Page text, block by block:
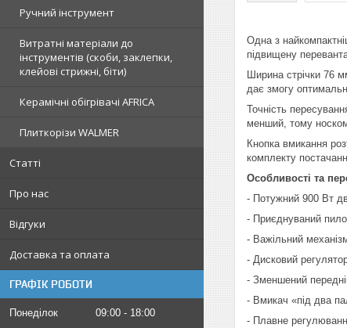
Ручний інструмент
Витратні матеріали до
інструментів (скоби, заклепки,
клейові стрижні, біти)
Керамічні обігрівачі AFRICA
Плиткорізи WALMER
Статті
Про нас
Відгуки
Доставка та оплата
ГРАФІК РОБОТИ
Понеділок 09:00
18:00
Одна з
підвищену
Ширина стрічки 76
дає змогу
Точність
менший, тому
Кнопка вмикання
комплекту
Особливості та
- Потужний 900 Вт
- Приєднуваний
- Важільний
- Дисковий
- Зменшений
- Вмикач «під два
- Плавне